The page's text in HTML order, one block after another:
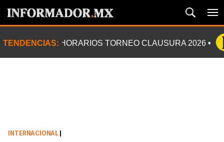
TENDENCIAS: HORARIOS TORNEO CLAUSURA 2026
INTERNACIONAL